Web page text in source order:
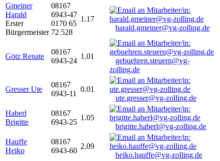
Gmeiner
Harald
Erster
Bürgermeister
08167
6943-47
0170 65
72 528
1.17
harald.gmeiner@vg-zolling.de
Götz Renate
08167
6943-24
1.01
gebuehren.steuern@vg-
zolling.de
Gresser Ute
08167
6943-11
0.01
ute.gresser@vg-zolling.de
Haberl
Brigitte
08167
6943-25
1.05
brigitte.haberl@vg-zolling.de
Hauffe
Heiko
08167
6943-60
2.09
heiko.hauffe@vg-zolling.de